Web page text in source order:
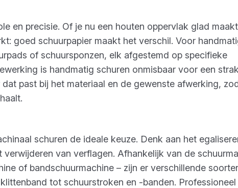
en precisie. Of je nu een houten oppervlak glad
goed schuurpapier maakt het verschil. Voor
of schuursponzen, elk afgestemd op specifieke
is handmatig schuren onmisbaar voor een strak
past bij het materiaal en de gewenste afwerking,
schuren de ideale keuze. Denk aan het
van verflagen. Afhankelijk van de
of bandschuurmachine – zijn er verschillende
tot schuurstroken en -banden. Professioneel